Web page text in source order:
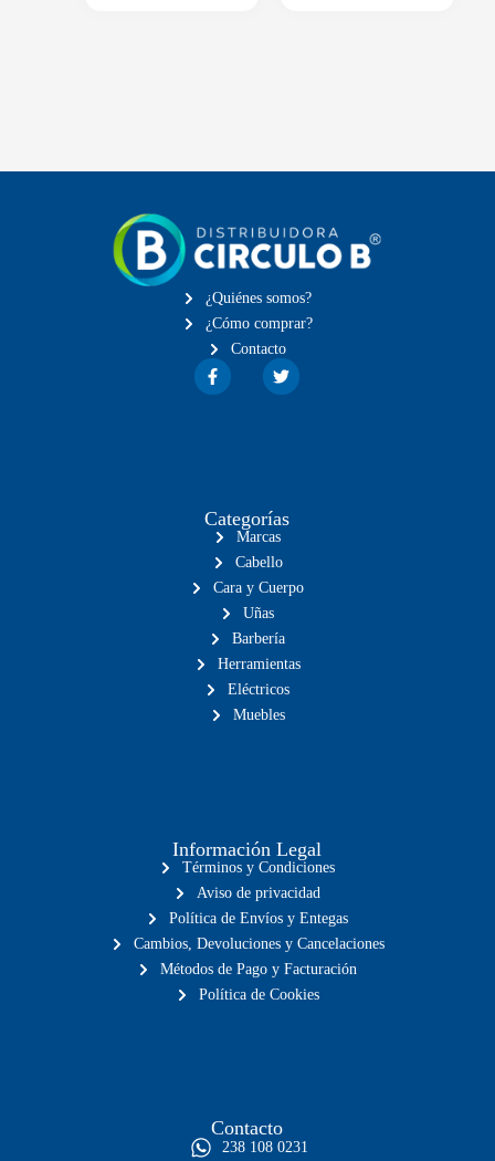
¿Quiénes somos?
¿Cómo comprar?
Contacto
Categorías
Marcas
Cabello
Cara y Cuerpo
Uñas
Barbería
Herramientas
Eléctricos
Muebles
Información Legal
Términos y Condiciones
Aviso de privacidad
Política de Envíos y Entegas
Cambios, Devoluciones y Cancelaciones
Métodos de Pago y Facturación
Política de Cookies
Contacto
238 108 0231